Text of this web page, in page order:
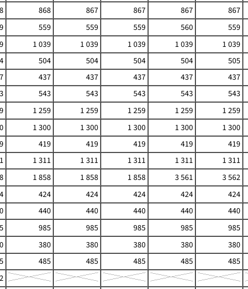
868 867 867 867
867
559 559 559 560
559
1 039 1 039 1 039 1 039
1 039
504 504 504 504
505
437 437 437 437
437
543 543 543 543
543
1 259 1 259 1 259 1 259
1 259
1 300 1 300 1 300 1 300
1 300
419 419 419 419
419
1 311 1 311 1 311 1 311
1 311
1 858 1 858 1 858 3 561
3 562
424 424 424 424
424
440 440 440 440
440
985 985 985 985
985
380 380 380 380
380
485 485 485 485
485